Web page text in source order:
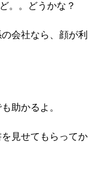
。。どうかな？
会社なら、顔が利
助かるよ。
見せてもらってか